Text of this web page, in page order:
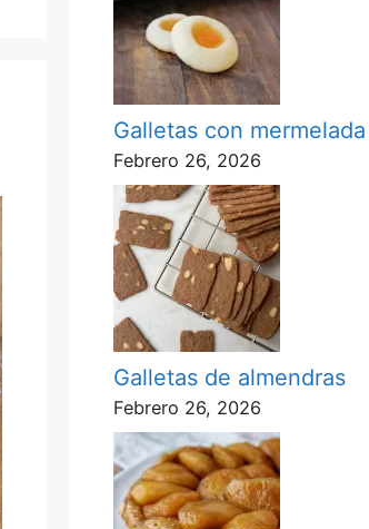
Galletas con mermelada
Febrero 26, 2026
Galletas de almendras
Febrero 26, 2026